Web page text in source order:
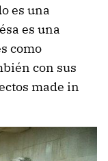
es una
es una
como
con sus
made in